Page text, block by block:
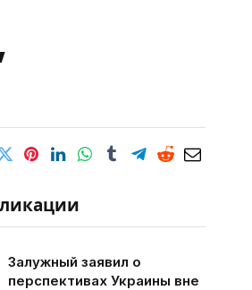
Залужный заявил о
перспективах Украины вне